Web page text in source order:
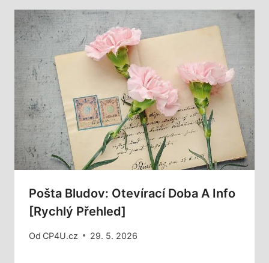
Pošta Bludov: Otevírací Doba A Info
[Rychlý Přehled]
Od CP4U.cz 29. 5. 2026